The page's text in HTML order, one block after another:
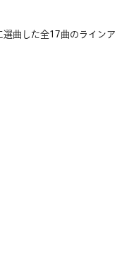
曲した全17曲のラインア